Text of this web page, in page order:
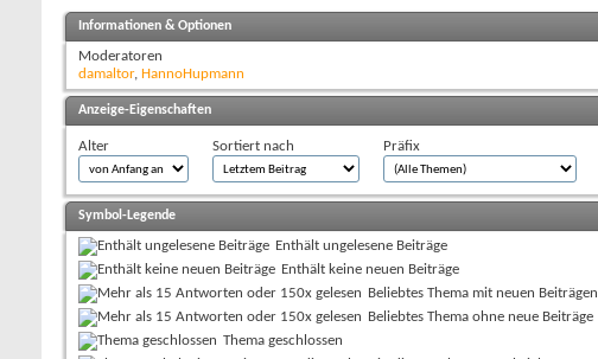
Informationen & Optionen
Moderatoren
damaltor, HannoHupmann
Anzeige-Eigenschaften
Alter Sortiert nach Präfix
Symbol-Legende
Enthält ungelesene Beiträge
Enthält keine neuen Beiträge
Beliebtes Thema mit neuen Beiträgen
Beliebtes Thema ohne neue Beiträge
Thema geschlossen